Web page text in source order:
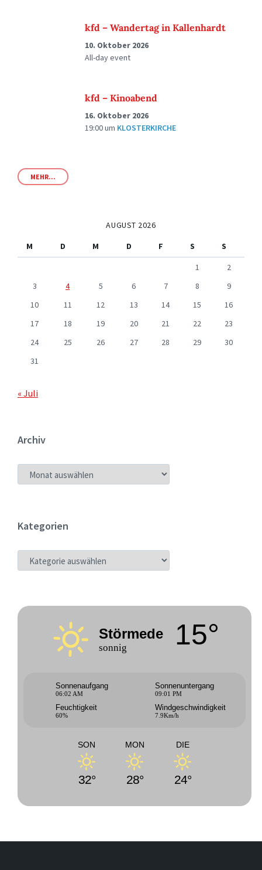
kfd – Wandertag in Kallenhardt
10. Oktober 2026
All-day event
kfd – Kinoabend
16. Oktober 2026
19:00um KLOSTERKIRCHE
MEHR...
AUGUST 2026
M
D M D F S
S
1
2
3
4 5 6 7 8
9
10
11 12 13 14 15
16
17
18 19 20 21 22
23
24
25 26 27 28 29
30
31
« Juli
Archiv
ARCHIV
Kategorien
KATEGORIEN
Störmede
sonnig 15°
Sonnenaufgang
06:02 AM
Sonnenuntergang
09:01 PM
Feuchtigkeit
60%
Windgeschwindigkeit
7.9Km/h
SON
32°
MON
28°
DIE
24°